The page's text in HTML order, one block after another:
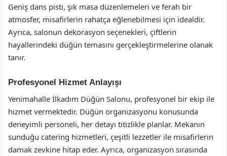
Geniş dans pisti, şık masa düzenlemeleri ve ferah bir
atmosfer, misafirlerin rahatça eğlenebilmesi için idealdir.
Ayrıca, salonun dekorasyon seçenekleri, çiftlerin
hayallerindeki düğün temasını gerçekleştirmelerine olanak
tanır.
Profesyonel Hizmet Anlayışı
Yenimahalle İlkadım Düğün Salonu, profesyonel bir ekip ile
hizmet vermektedir. Düğün organizasyonu konusunda
deneyimli personeli, her detayı titizlikle planlar. Mekanın
sunduğu catering hizmetleri, çeşitli lezzetler ile misafirlerin
damak zevkine hitap eder. Ayrıca, organizasyon sırasında